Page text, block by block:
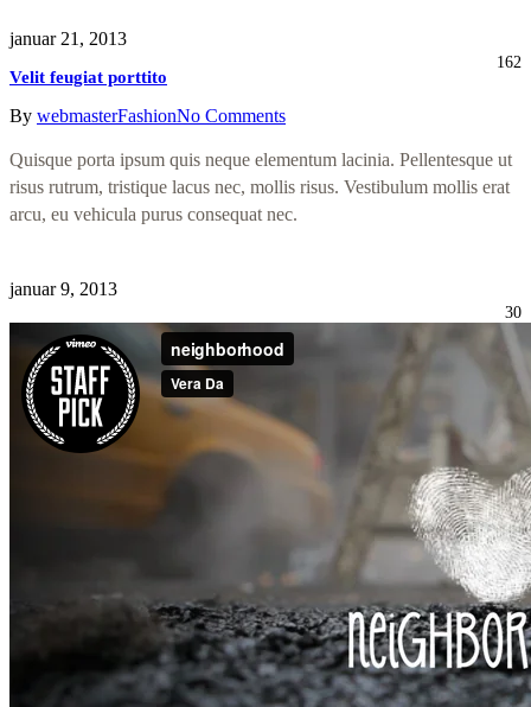
januar 21, 2013
162
Velit feugiat porttito
By webmasterFashionNo Comments
Quisque porta ipsum quis neque elementum lacinia. Pellentesque ut
risus rutrum, tristique lacus nec, mollis risus. Vestibulum mollis erat
arcu, eu vehicula purus consequat nec.
januar 9, 2013
30